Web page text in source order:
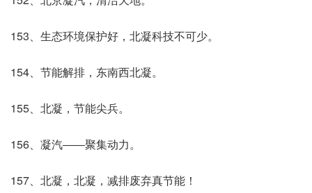
153、生态环境保护好，北凝科技不可少。
154、节能解排，东南西北凝。
155、北凝，节能尖兵。
156、凝汽――聚集动力。
157、北凝，北凝，减排废弃真节能！